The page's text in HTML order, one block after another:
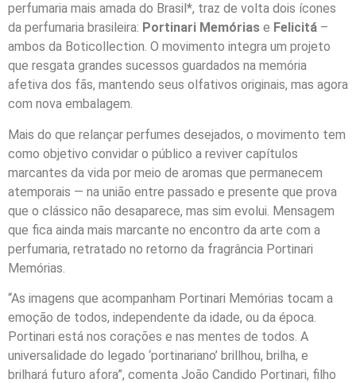
perfumaria mais amada do Brasil*, traz de volta dois ícones
da perfumaria brasileira: Portinari Memórias e Felicitá –
ambos da Boticollection. O movimento integra um projeto
que resgata grandes sucessos guardados na memória
afetiva dos fãs, mantendo seus olfativos originais, mas agora
com nova embalagem.
Mais do que relançar perfumes desejados, o movimento tem
como objetivo convidar o público a reviver capítulos
marcantes da vida por meio de aromas que permanecem
atemporais — na união entre passado e presente que prova
que o clássico não desaparece, mas sim evolui. Mensagem
que fica ainda mais marcante no encontro da arte com a
perfumaria, retratado no retorno da fragrância Portinari
Memórias.
“As imagens que acompanham Portinari Memórias tocam a
emoção de todos, independente da idade, ou da época.
Portinari está nos corações e nas mentes de todos. A
universalidade do legado ‘portinariano’ brillhou, brilha, e
brilhará futuro afora”, comenta João Candido Portinari, filho